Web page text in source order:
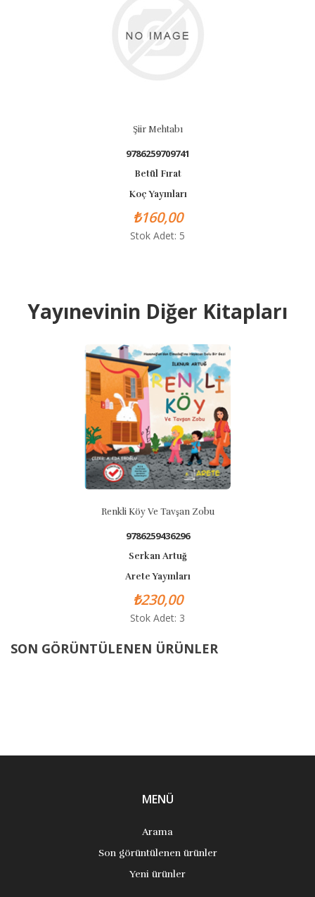
Yayınevinin Diğer Kitapları
Renkli Köy Ve Tavşan Zobu
9786259436296
Serkan Artuğ
Arete Yayınları
₺230,00
Stok Adet: 3
SON GÖRÜNTÜLENEN ÜRÜNLER
MENÜ
Arama
Son görüntülenen ürünler
Yeni ürünler